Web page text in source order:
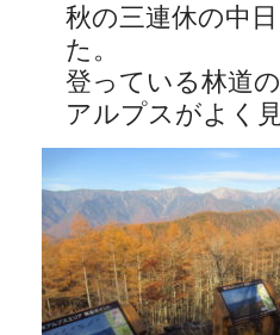
秋の三連休の中
た。
登っている林道
アルプスがよく